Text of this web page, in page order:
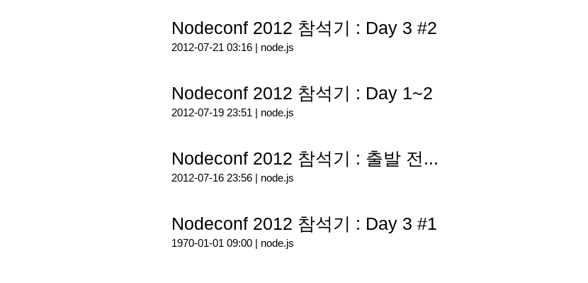
Nodeconf 2012 참석기 : Day 3 #2
2012-07-21 03:16 | node.js
Nodeconf 2012 참석기 : Day 1~2
2012-07-19 23:51 | node.js
Nodeconf 2012 참석기 : 출발 전...
2012-07-16 23:56 | node.js
Nodeconf 2012 참석기 : Day 3 #1
1970-01-01 09:00 | node.js